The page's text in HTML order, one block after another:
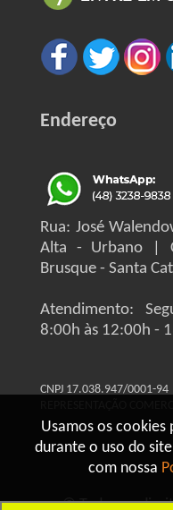
Usamos os cookies
durante o uso do
com nossa
Endereço
Rua: José
Alta - Urbano |
Brusque - Santa
Atendimento:
8:00h às 12:00h -
CNPJ 17.038.947/0001-94
© Todos os